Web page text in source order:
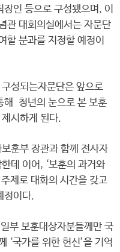
인 등으로 구성됐으며, 이
관 대회의실에서는 자문단
분과를 지정할 예정이
성되는자문단은 앞으로
해 청년의 눈으로 본 보훈
시하게 된다.
훈부 장관과 함께 전사자
데 이어, ‘보훈의 과거와
제로 대화의 시간을 갖고
정이다.
부 보훈대상자분들께만 국
‘국가를 위한 헌신’을 기억